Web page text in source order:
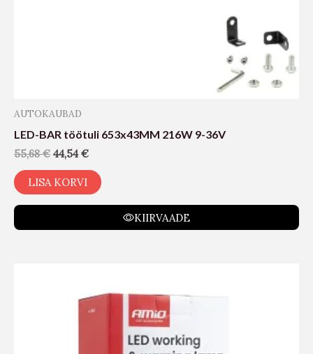
AUTOKAUBAD
LED-BAR töötuli 653x43MM 216W 9-36V
55,68€ 44,54€
LISA KORVI
KIIRVAADE